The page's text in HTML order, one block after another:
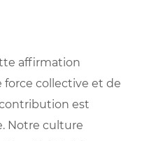
affirmation
force collective et de
contribution est
Notre culture